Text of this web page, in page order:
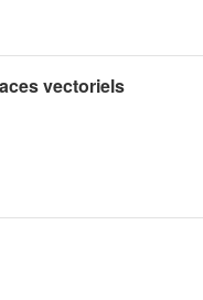
vectoriels